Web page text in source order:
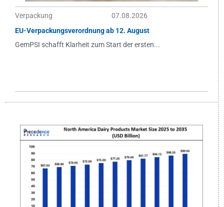
Verpackung
07.08.2026
EU-Verpackungsverordnung ab 12. August
GemPSI schafft Klarheit zum Start der ersten...